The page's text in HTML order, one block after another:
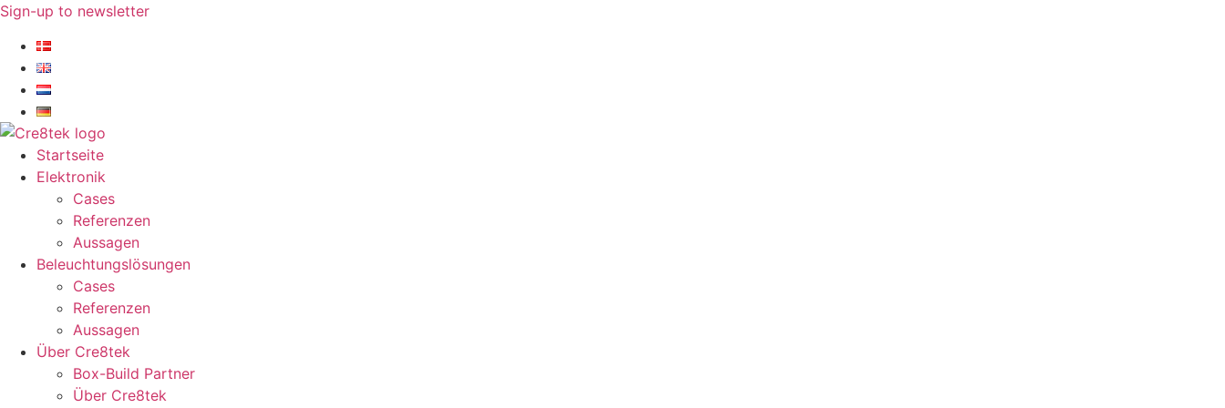
Zum
springen
Sign-up to newsletter​
Startseite
Elektronik
Cases
Referenzen
Aussagen
Beleuchtungslösungen
Cases
Referenzen
Aussagen
Über Cre8tek
Box-Build Partner
Über Cre8tek